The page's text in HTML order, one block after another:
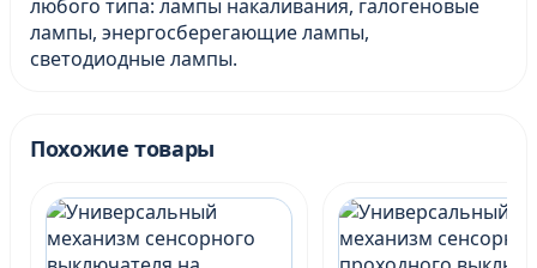
любого типа: лампы накаливания, галогеновые
лампы, энергосберегающие лампы,
светодиодные лампы.
Похожие товары